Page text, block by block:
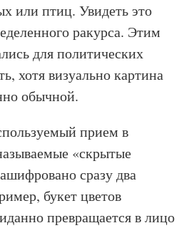
или птиц. Увидеть это
ракурса. Этим
для политических
хотя визуально картина
обычной.
прием в
«скрытые
сразу два
букет цветов
превращается в лицо